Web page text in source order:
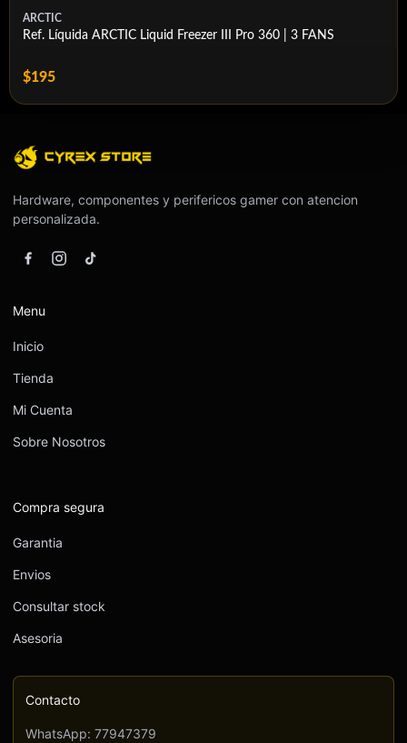
ARCTIC
Ref. Líquida ARCTIC Liquid Freezer III Pro 360 | 3 FANS
$195
Hardware, componentes y perifericos gamer con atencion
personalizada.
Menu
Inicio
Tienda
Mi Cuenta
Sobre Nosotros
Compra segura
Garantia
Envios
Consultar stock
Asesoria
Contacto
WhatsApp: 77947379